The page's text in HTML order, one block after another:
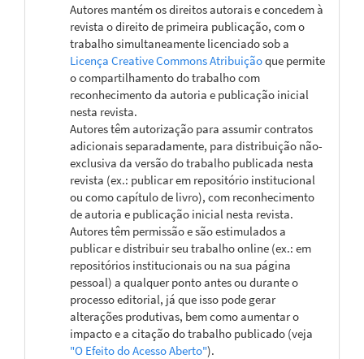
Autores mantém os direitos autorais e concedem à
revista o direito de primeira publicação, com o
trabalho simultaneamente licenciado sob a
Licença Creative Commons Atribuiçãoque permite
o compartilhamento do trabalho com
reconhecimento da autoria e publicação inicial
nesta revista.
Autores têm autorização para assumir contratos
adicionais separadamente, para distribuição não-
exclusiva da versão do trabalho publicada nesta
revista (ex.: publicar em repositório institucional
ou como capítulo de livro), com reconhecimento
de autoria e publicação inicial nesta revista.
Autores têm permissão e são estimulados a
publicar e distribuir seu trabalho online (ex.: em
repositórios institucionais ou na sua página
pessoal) a qualquer ponto antes ou durante o
processo editorial, já que isso pode gerar
alterações produtivas, bem como aumentar o
impacto e a citação do trabalho publicado (veja
"O Efeito do Acesso Aberto").